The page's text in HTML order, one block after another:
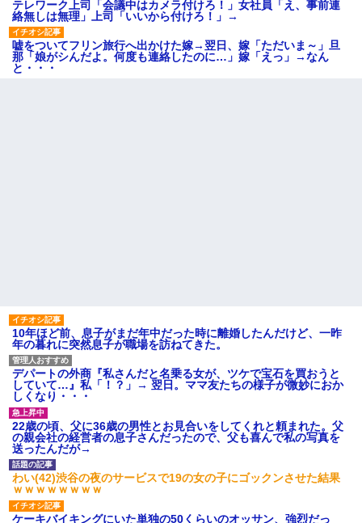
テレワーク上司「会議中はカメラ付けろ！」女社員「え、事前連
絡無しは無理」上司「いいから付けろ！」→
嘘をついてフリン旅行へ出かけた嫁→翌日、嫁「ただいま～」旦
那「娘がシんだよ。何度も連絡したのに…」嫁「えっ」→なん
と・・・
10年ほど前、息子がまだ年中だった時に離婚したんだけど、一昨
年の暮れに突然息子が職場を訪ねてきた。
デパートの外商『私さんだと名乗る女が、ツケで宝石を買おうと
していて…』私「！？」→ 翌日。ママ友たちの様子が微妙におか
しくなり・・・
22歳の頃、父に36歳の男性とお見合いをしてくれと頼まれた。父
の親会社の経営者の息子さんだったので、父も喜んで私の写真を
送ったんだが→
わい(42)渋谷の夜のサービスで19の女の子にゴックンさせた結果
ｗｗｗｗｗｗｗｗ
ケーキバイキングにいた単独の50くらいのオッサン、強烈だっ